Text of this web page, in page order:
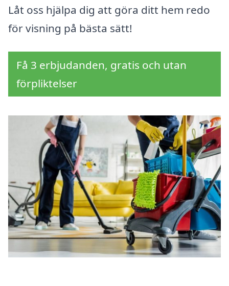
Låt oss hjälpa dig att göra ditt hem redo
för visning på bästa sätt!
Få 3 erbjudanden, gratis och utan
förpliktelser